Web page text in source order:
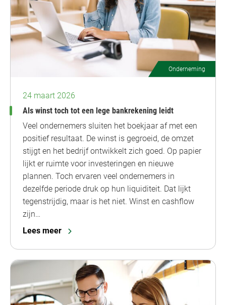
Onderneming
24 maart 2026
Als winst toch tot een lege bankrekening leidt
Veel ondernemers sluiten het boekjaar af met een
positief resultaat. De winst is gegroeid, de omzet
stijgt en het bedrijf ontwikkelt zich goed. Op papier
lijkt er ruimte voor investeringen en nieuwe
plannen. Toch ervaren veel ondernemers in
dezelfde periode druk op hun liquiditeit. Dat lijkt
tegenstrijdig, maar is het niet. Winst en cashflow
zijn…
Lees meer